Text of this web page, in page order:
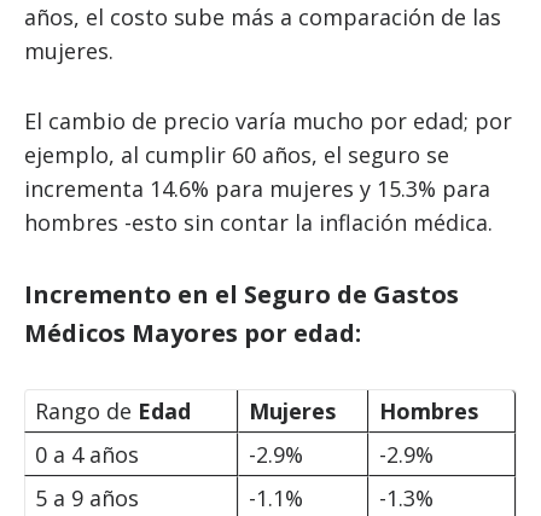
años, el costo sube más a comparación de las
mujeres.
El cambio de precio varía mucho por edad; por
ejemplo, al cumplir 60 años, el seguro se
incrementa 14.6% para mujeres y 15.3% para
hombres -esto sin contar la inflación médica.
Incremento en el Seguro de Gastos
Médicos Mayores por edad:
Rango de Edad Mujeres
Hombres
0 a 4 años
-2.9%
-2.9%
5 a 9 años
-1.1% -1.3%